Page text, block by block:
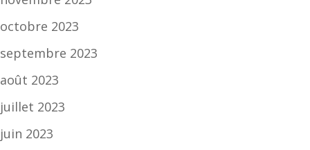
octobre 2023
septembre 2023
août 2023
juillet 2023
juin 2023